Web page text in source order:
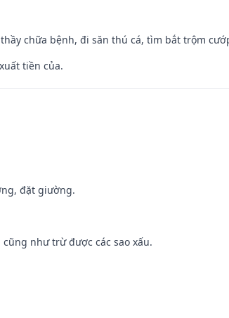
chữa bệnh, đi săn thú cá, tìm bắt trộm
tiền của.
đặt giường.
như trừ được các sao xấu.